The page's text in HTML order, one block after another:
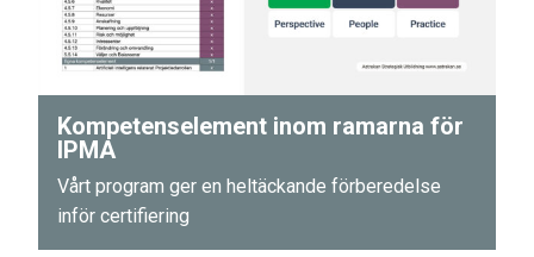
Kompetenselement inom ramarna för
IPMA
Vårt program ger en heltäckande förberedelse
inför certifiering